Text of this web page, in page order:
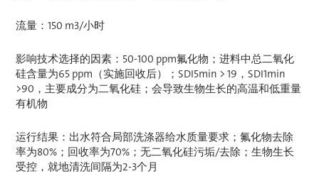
流量：150 m3/小时
影响技术选择的因素：50-100 ppm氟化物；进料中总二氧化
硅含量为65 ppm（实施回收后）；SDI5min > 19，SDI1min
>90，主要成分为二氧化硅；会导致生物生长的高温和低重量
有机物
运行结果：出水符合局部洗涤器给水质量要求；氟化物去除
率为80%；回收率为70%；无二氧化硅污垢/去除；生物生长
受控，就地清洗间隔为2-3个月